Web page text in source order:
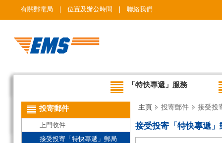
有關郵電局 位置及辦公時間 聯絡我們
「特快專遞」服務
投寄郵件
上門收件
接受投寄「特快專遞」郵局
主頁 投寄郵件 接受投
接受投寄「特快專遞」